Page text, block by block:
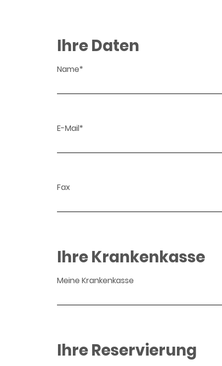
Ihre Daten
Name*
E-Mail*
Fax
Ihre Krankenkasse
Meine Krankenkasse
Ihre Reservierung